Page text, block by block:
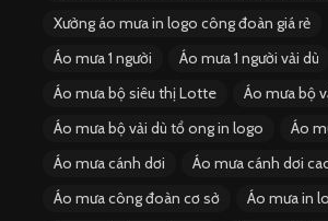
Xưởng áo mưa in logo công đoàn giá rẻ
Áo mưa 1 người
Áo mưa 1 người vải dù
Áo mưa bộ siêu thị Lotte
Áo mưa bộ
Áo mưa bộ vải dù tổ ong in logo
Áo
Áo mưa cánh dơi
Áo mưa cánh dơi
Áo mưa công đoàn cơ sở
Áo mưa in